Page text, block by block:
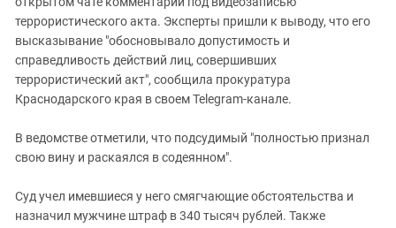
террористического акта. Эксперты пришли к выводу, что его
высказывание "обосновывало допустимость и
справедливость действий лиц, совершивших
террористический акт", сообщила прокуратура
Краснодарского края в своем Telegram-канале.
В ведомстве отметили, что подсудимый "полностью признал
свою вину и раскаялся в содеянном".
Суд учел имевшиеся у него смягчающие обстоятельства и
назначил мужчине штраф в 340 тысяч рублей. Также